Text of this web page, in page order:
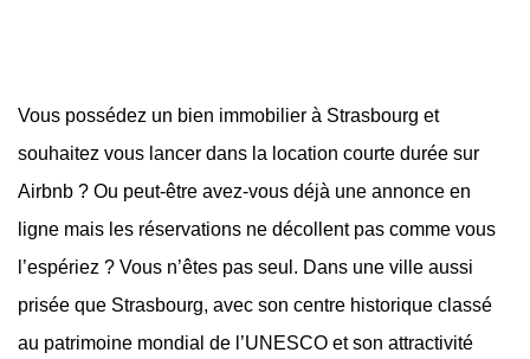
Vous possédez un bien immobilier à Strasbourg et
souhaitez vous lancer dans la location courte durée sur
Airbnb ? Ou peut-être avez-vous déjà une annonce en
ligne mais les réservations ne décollent pas comme vous
l’espériez ? Vous n’êtes pas seul. Dans une ville aussi
prisée que Strasbourg, avec son centre historique classé
au patrimoine mondial de l’UNESCO et son attractivité